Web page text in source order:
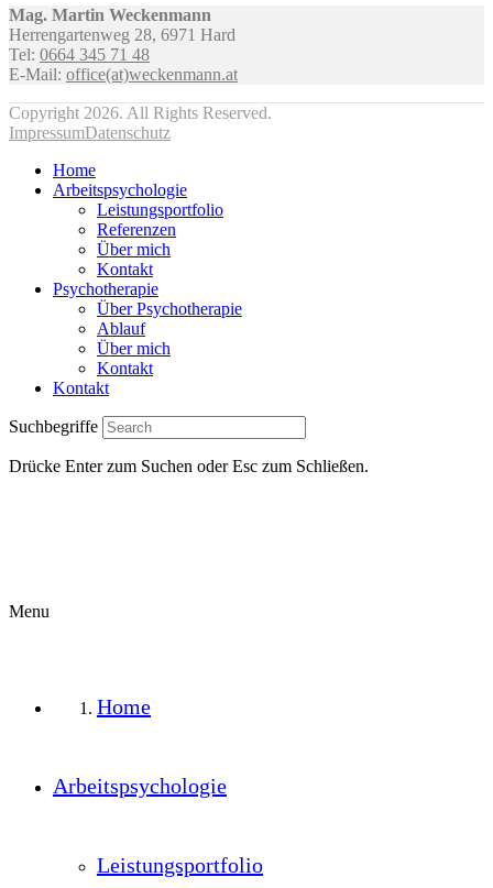
Mag. Martin Weckenmann
Herrengartenweg 28, 6971 Hard
Tel: 0664 345 71 48
E-Mail: office(at)weckenmann.at
Copyright 2026. All Rights Reserved.
ImpressumDatenschutz
Home
Arbeitspsychologie
Leistungsportfolio
Referenzen
Über mich
Kontakt
Psychotherapie
Über Psychotherapie
Ablauf
Über mich
Kontakt
Kontakt
Suchbegriffe
Drücke Enter zum Suchen oder Esc zum Schließen.
Menu
Home
Arbeitspsychologie
Leistungsportfolio